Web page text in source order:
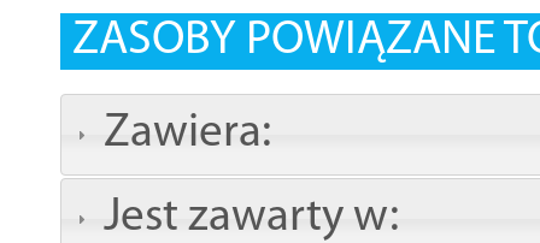
ZASOBY POWIĄZANE
Zawiera:
Jest zawarty w: